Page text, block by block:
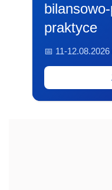
praktyce
📅 11-12.08.2026